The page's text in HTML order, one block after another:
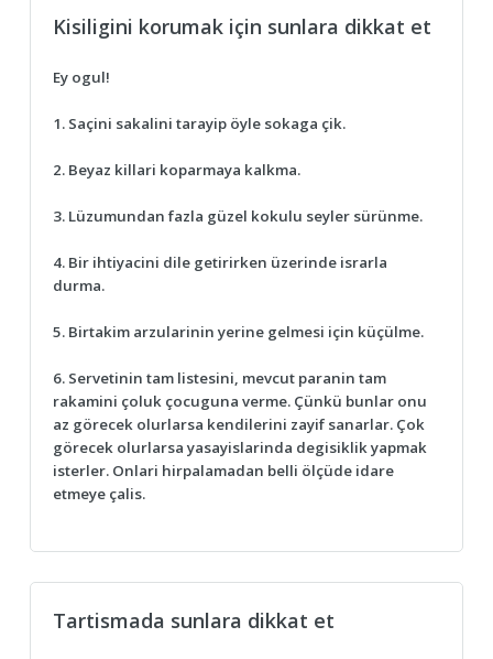
Kisiligini korumak için sunlara dikkat et
Ey ogul!
1. Saçini sakalini tarayip öyle sokaga çik.
2. Beyaz killari koparmaya kalkma.
3. Lüzumundan fazla güzel kokulu seyler sürünme.
4. Bir ihtiyacini dile getirirken üzerinde israrla
durma.
5. Birtakim arzularinin yerine gelmesi için küçülme.
6. Servetinin tam listesini, mevcut paranin tam
rakamini çoluk çocuguna verme. Çünkü bunlar onu
az görecek olurlarsa kendilerini zayif sanarlar. Çok
görecek olurlarsa yasayislarinda degisiklik yapmak
isterler. Onlari hirpalamadan belli ölçüde idare
etmeye çalis.
Tartismada sunlara dikkat et